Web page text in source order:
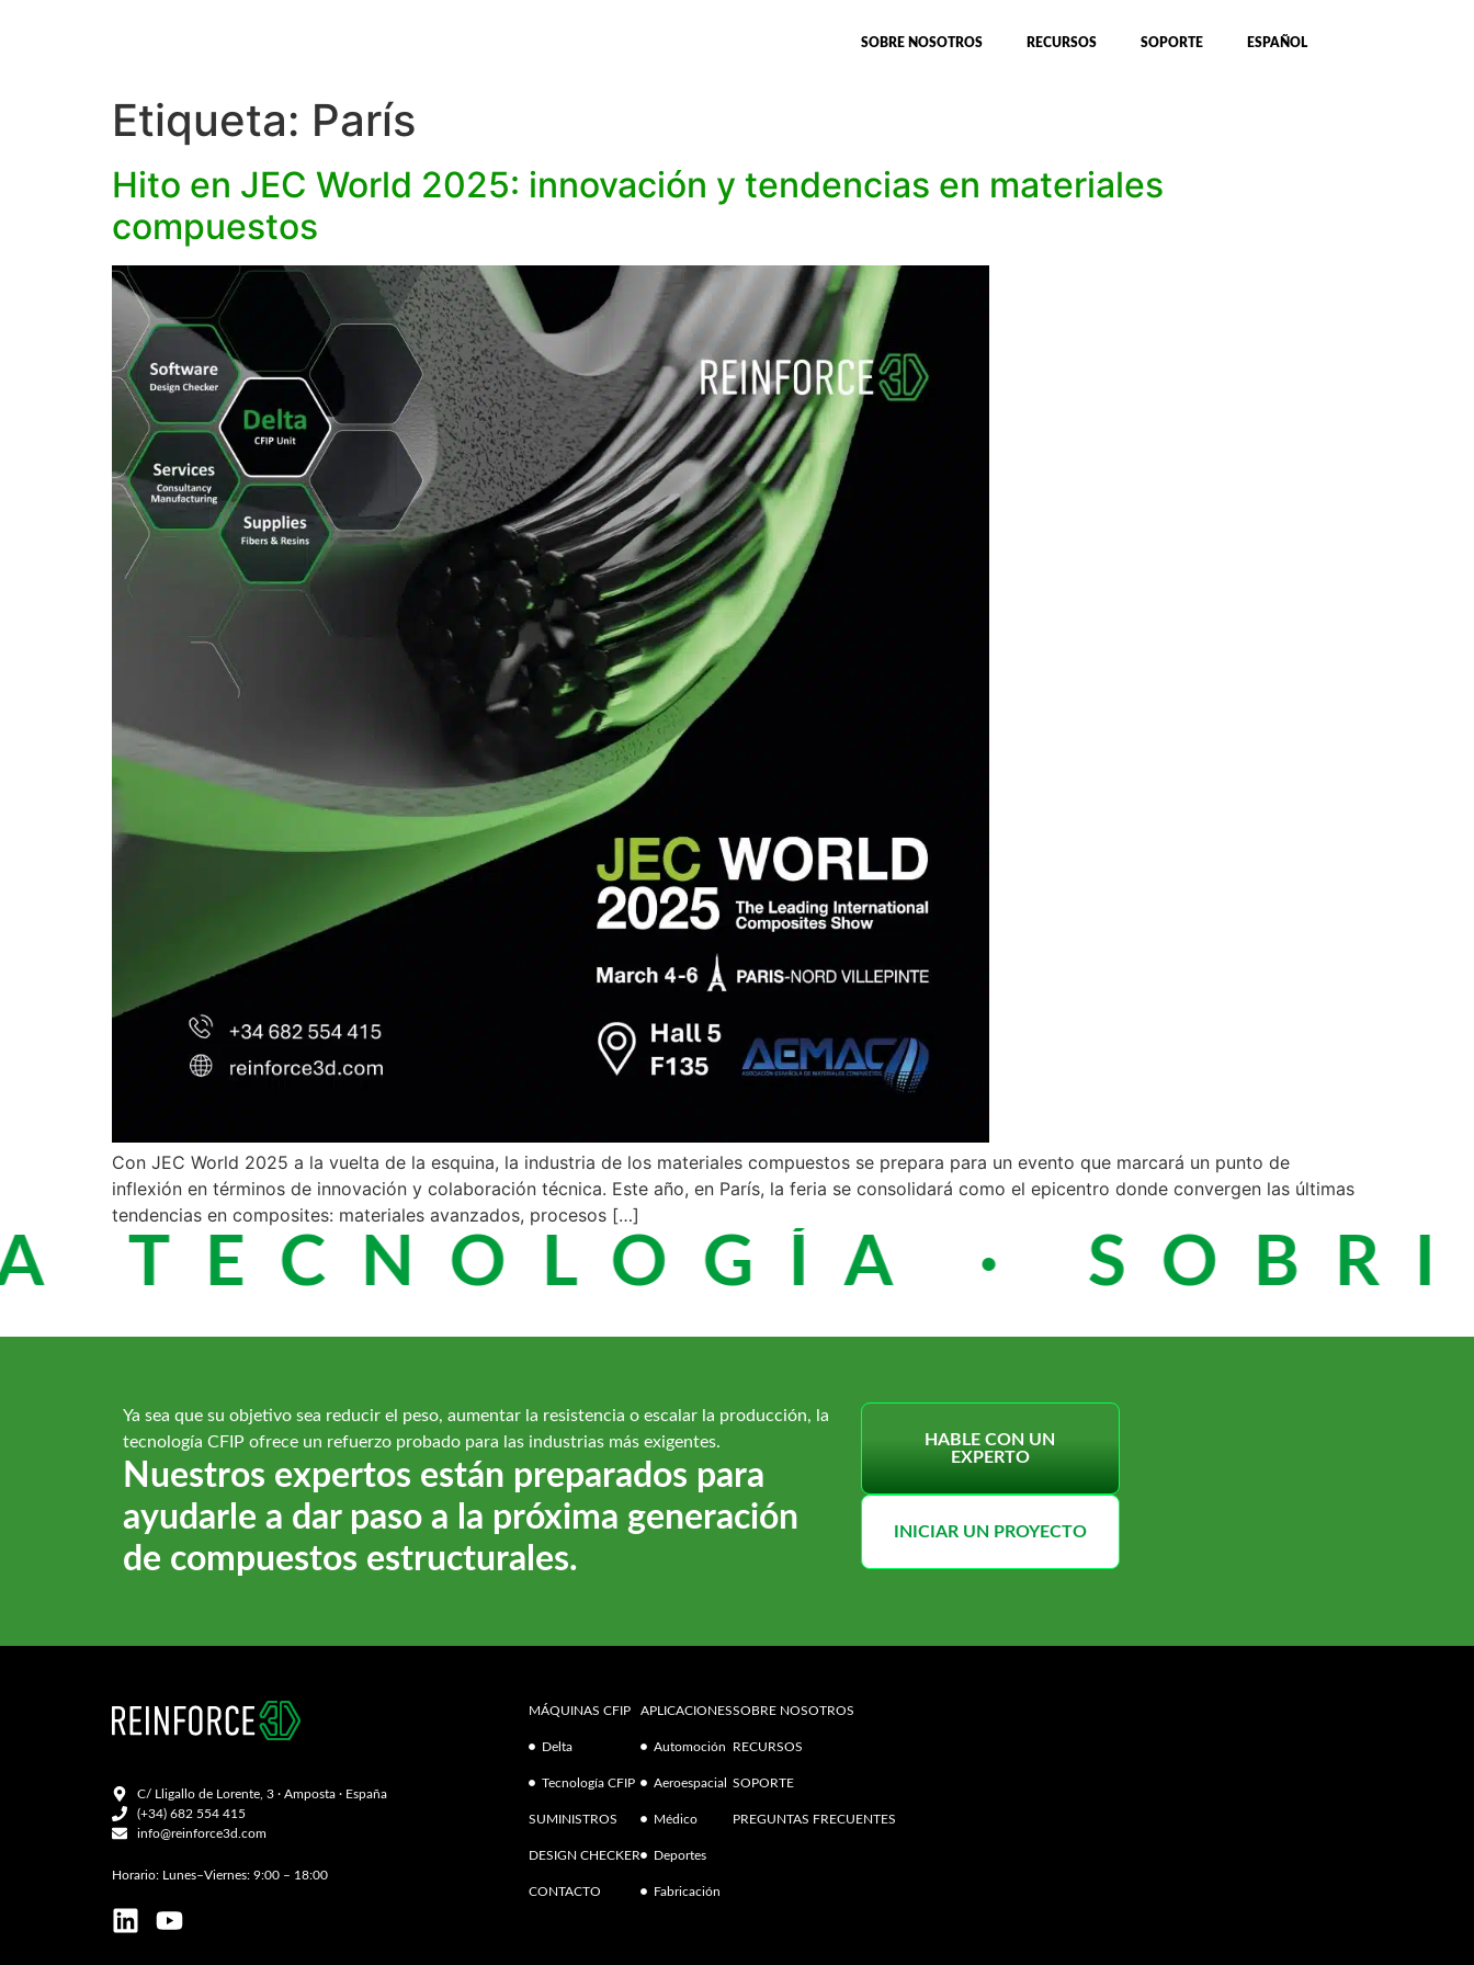
SOBRE NOSOTROS RECURSOS SOPORTE ESPAÑOL
Etiqueta: París
Hito en JEC World 2025: innovación y tendencias en materiales
compuestos
Con JEC World 2025 a la vuelta de la esquina, la industria de los materiales compuestos se prepara para un evento que marcará un punto de
inflexión en términos de innovación y colaboración técnica. Este año, en París, la feria se consolidará como el epicentro donde convergen las últimas
tendencias en composites: materiales avanzados, procesos […]
TECNOLOGÍA ·
Ya sea que su objetivo sea reducir el peso, aumentar la resistencia o escalar la producción, la
tecnología CFIP ofrece un refuerzo probado para las industrias más exigentes.
Nuestros expertos están preparados para
ayudarle a dar paso a la próxima generación
de compuestos estructurales.
HABLE CON UN
EXPERTO
INICIAR UN PROYECTO
C/ Lligallo de Lorente, 3 · Amposta · España
(+34) 682 554 415
info@reinforce3d.com
Horario: Lunes–Viernes: 9:00 – 18:00
MÁQUINAS CFIP
Delta
Tecnología CFIP
SUMINISTROS
DESIGN CHECKER
CONTACTO
APLICACIONES
Automoción
Aeroespacial
Médico
Deportes
Fabricación
SOBRE NOSOTROS
RECURSOS
SOPORTE
PREGUNTAS FRECUENTES